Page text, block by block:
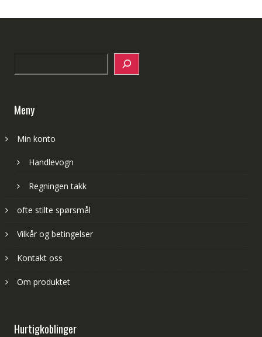
Meny
Min konto
Handlevogn
Regningen takk
ofte stilte spørsmål
Vilkår og betingelser
Kontakt oss
Om produktet
Hurtigkoblinger